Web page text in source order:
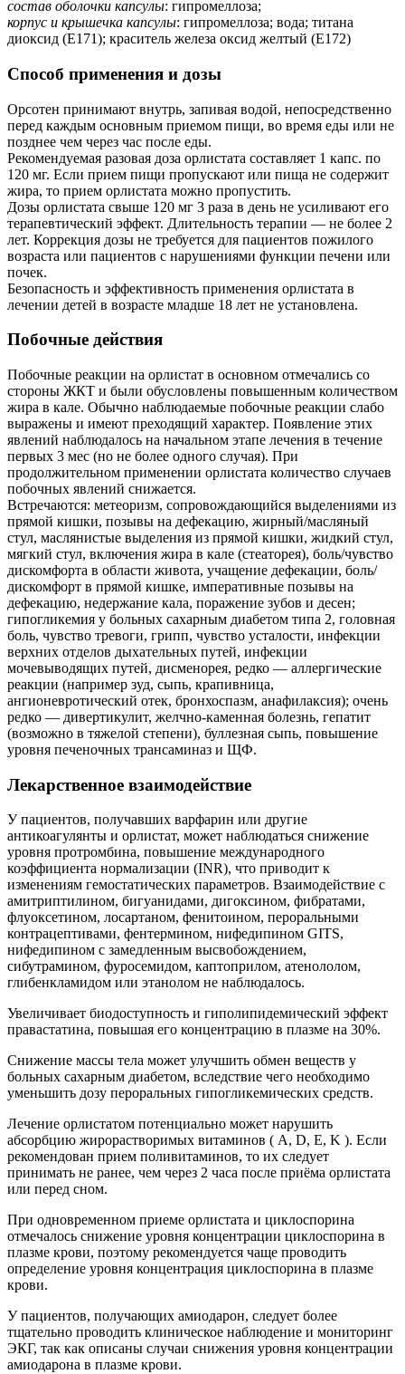
состав оболочки капсулы: гипромеллоза;
корпус и крышечка капсулы: гипромеллоза; вода; титана
диоксид (Е171); краситель железа оксид желтый (Е172)
Способ применения и дозы
Орсотен принимают внутрь, запивая водой, непосредственно
перед каждым основным приемом пищи, во время еды или не
позднее чем через час после еды.
Рекомендуемая разовая доза орлистата составляет 1 капс. по
120 мг. Если прием пищи пропускают или пища не содержит
жира, то прием орлистата можно пропустить.
Дозы орлистата свыше 120 мг 3 раза в день не усиливают его
терапевтический эффект. Длительность терапии — не более 2
лет. Коррекция дозы не требуется для пациентов пожилого
возраста или пациентов с нарушениями функции печени или
почек.
Безопасность и эффективность применения орлистата в
лечении детей в возрасте младше 18 лет не установлена.
Побочные действия
Побочные реакции на орлистат в основном отмечались со
стороны ЖКТ и были обусловлены повышенным количеством
жира в кале. Обычно наблюдаемые побочные реакции слабо
выражены и имеют преходящий характер. Появление этих
явлений наблюдалось на начальном этапе лечения в течение
первых 3 мес (но не более одного случая). При
продолжительном применении орлистата количество случаев
побочных явлений снижается.
Встречаются: метеоризм, сопровождающийся выделениями из
прямой кишки, позывы на дефекацию, жирный/масляный
стул, маслянистые выделения из прямой кишки, жидкий стул,
мягкий стул, включения жира в кале (стеаторея), боль/чувство
дискомфорта в области живота, учащение дефекации, боль/
дискомфорт в прямой кишке, императивные позывы на
дефекацию, недержание кала, поражение зубов и десен;
гипогликемия у больных сахарным диабетом типа 2, головная
боль, чувство тревоги, грипп, чувство усталости, инфекции
верхних отделов дыхательных путей, инфекции
мочевыводящих путей, дисменорея, редко — аллергические
реакции (например зуд, сыпь, крапивница,
ангионевротический отек, бронхоспазм, анафилаксия); очень
редко — дивертикулит, желчно-каменная болезнь, гепатит
(возможно в тяжелой степени), буллезная сыпь, повышение
уровня печеночных трансаминаз и ЩФ.
Лекарственное взаимодействие
У пациентов, получавших варфарин или другие
антикоагулянты и орлистат, может наблюдаться снижение
уровня протромбина, повышение международного
коэффициента нормализации (INR), что приводит к
изменениям гемостатических параметров. Взаимодействие с
амитриптилином, бигуанидами, дигоксином, фибратами,
флуоксетином, лосартаном, фенитоином, пероральными
контрацептивами, фентермином, нифедипином GITS,
нифедипином с замедленным высвобождением,
сибутрамином, фуросемидом, каптоприлом, атенололом,
глибенкламидом или этанолом не наблюдалось.
Увеличивает биодоступность и гиполипидемический эффект
правастатина, повышая его концентрацию в плазме на 30%.
Снижение массы тела может улучшить обмен веществ у
больных сахарным диабетом, вследствие чего необходимо
уменьшить дозу пероральных гипогликемических средств.
Лечение орлистатом потенциально может нарушить
абсорбцию жирорастворимых витаминов ( A, D, E, K ). Если
рекомендован прием поливитаминов, то их следует
принимать не ранее, чем через 2 часа после приёма орлистата
или перед сном.
При одновременном приеме орлистата и циклоспорина
отмечалось снижение уровня концентрации циклоспорина в
плазме крови, поэтому рекомендуется чаще проводить
определение уровня концентрация циклоспорина в плазме
крови.
У пациентов, получающих амиодарон, следует более
тщательно проводить клиническое наблюдение и мониторинг
ЭКГ, так как описаны случаи снижения уровня концентрации
амиодарона в плазме крови.